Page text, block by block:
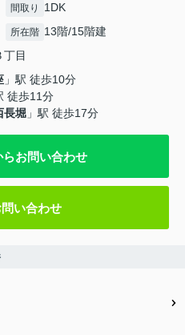
間取り 1DK
所在階 13階/15階建
丁目
」駅 徒歩10分
徒歩11分
長堀 」駅 徒歩17分
らお問い合わせ
い合わせ